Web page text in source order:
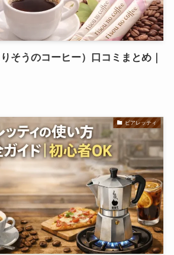
そうのコーヒー）口コミまとめ｜
ビアレッティ